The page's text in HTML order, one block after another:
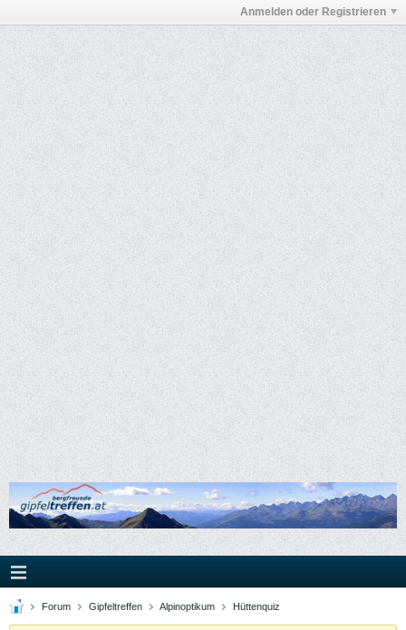
Anmelden oder Registrieren
Forum Gipfeltreffen Alpinoptikum Hüttenquiz